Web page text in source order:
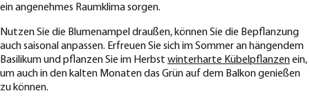
ein angenehmes Raumklima sorgen.
Nutzen Sie die Blumenampel draußen, können Sie die Bepflanzung
auch saisonal anpassen. Erfreuen Sie sich im Sommer an hängendem
Basilikum und pflanzen Sie im Herbst winterharte Kübelpflanzenein,
um auch in den kalten Monaten das Grün auf dem Balkon genießen
zu können.